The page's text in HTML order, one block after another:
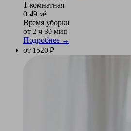
1-комнатная
0-49 м²
Время уборки
от 2 ч 30 мин
Подробнее →
от 1520 ₽